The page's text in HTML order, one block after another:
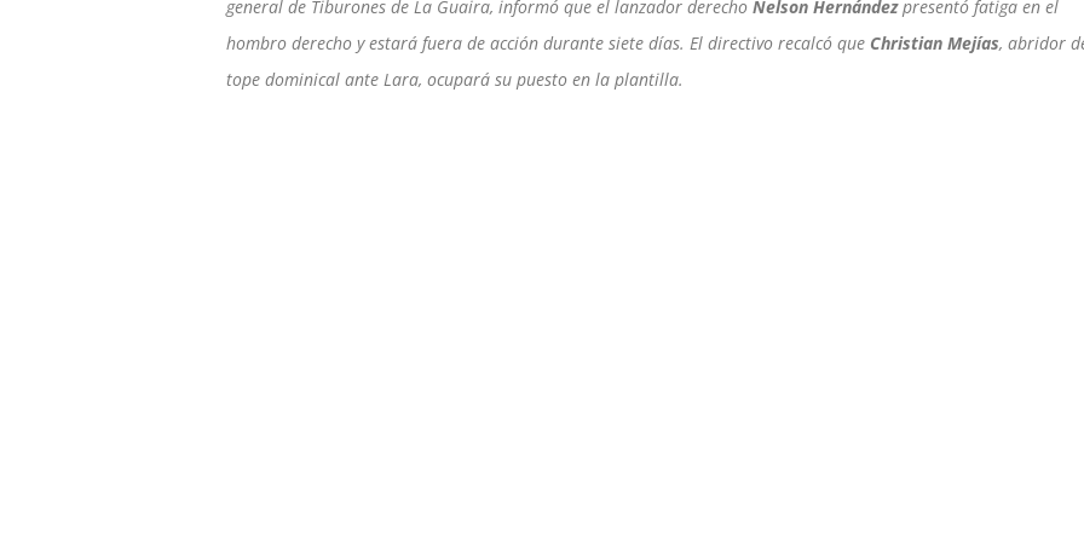
general de Tiburones de La Guaira, informó que el lanzador derecho Nelson Hernándezpresentó fatiga en el
hombro derecho y estará fuera de acción durante siete días. El directivo recalcó que Christian Mejías, abridor
tope dominical ante Lara, ocupará su puesto en la plantilla.